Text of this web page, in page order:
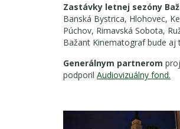
Zastávky letnej sezóny
Banská Bystrica, Hlohovec,
Púchov, Rimavská Sobota,
Bažant Kinematograf bude aj
Generálnym partnerom
podporil Audiovizuálny fond.